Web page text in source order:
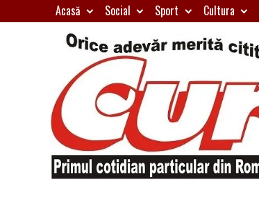
to
Acasă Social Sport Cultura